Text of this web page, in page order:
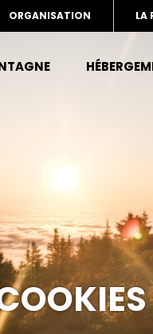
ORGANISATION LA